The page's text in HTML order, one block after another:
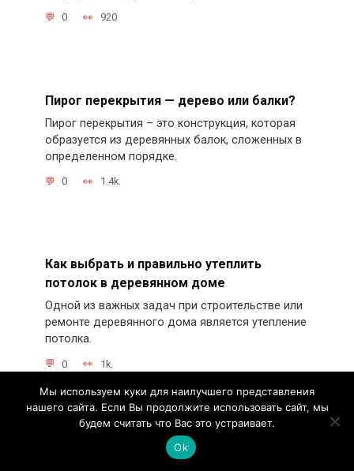
0 920
Пирог перекрытия — дерево или балки?
Пирог перекрытия – это конструкция, которая
образуется из деревянных балок, сложенных в
определенном порядке.
0 1.4k.
Как выбрать и правильно утеплить
потолок в деревянном доме
Одной из важных задач при строительстве или
ремонте деревянного дома является утепление
потолка.
0 1k.
Оптимальное решение — армированная
Мы используем куки для наилучшего представления
нашего сайта. Если Вы продолжите использовать сайт, мы
будем считать что Вас это устраивает.
Ok